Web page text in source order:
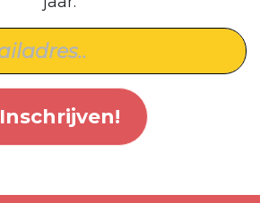
Inschrijven!